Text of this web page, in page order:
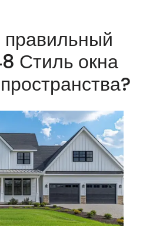
правильный
Стиль окна